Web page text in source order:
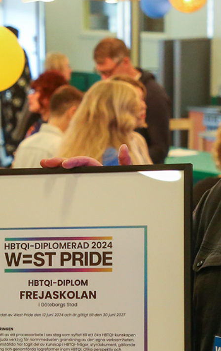
West Pride meddelar med
glädje att Frejaskolan i
Göteborg blev den första
grundskolan i Göteborg och
Västra Götalands län som
igår HBTQI-diplomerats.
Skolan omfattar
förskoleklass till årskurs 9.
– Frejaskolan är vår först grundskola som vi
HBTQI-diplomerar och även den första i